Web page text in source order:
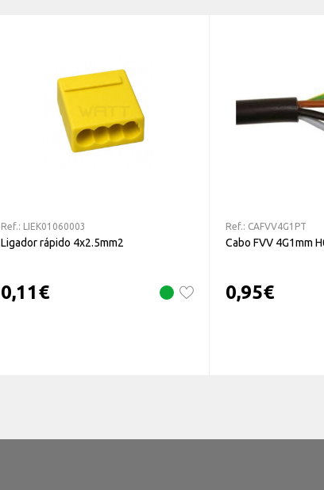
Ref.: LIEK01060003
Ligador rápido 4x2.5mm2
0,11€
Ref.: CAFVV4G1PT
Cabo FVV 4G1mm
0,95€